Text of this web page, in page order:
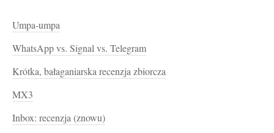
Umpa-umpa
WhatsApp vs. Signal vs. Telegram
Krótka, bałaganiarska recenzja zbiorcza
MX3
Inbox: recenzja (znowu)